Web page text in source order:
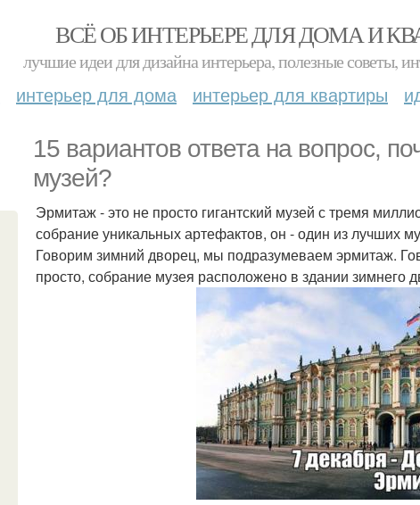
ВСЁ ОБ ИНТЕРЬЕРЕ ДЛЯ ДОМА И
лучшие идеи для дизайна интерьера, полезные советы,
интерьер для дома интерьер для квартиры
15 вариантов ответа на вопрос,
музей?
Эрмитаж - это не просто гигантский музей с тремя
собрание уникальных артефактов, он - один из лучших
Говорим зимний дворец, мы подразумеваем эрмитаж.
просто, собрание музея расположено в здании